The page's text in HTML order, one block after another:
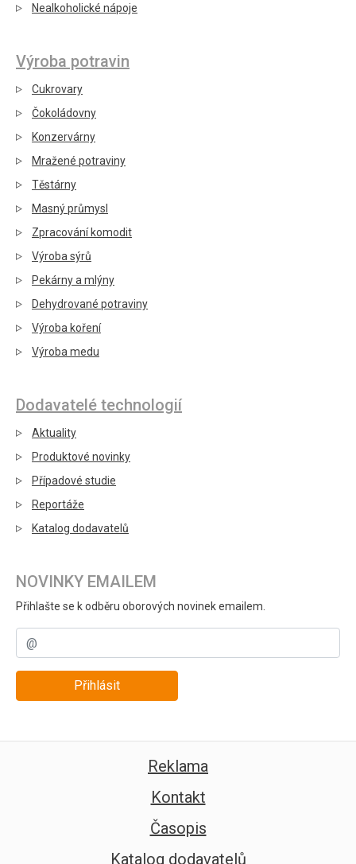
Nealkoholické nápoje
Výroba potravin
Cukrovary
Čokoládovny
Konzervárny
Mražené potraviny
Těstárny
Masný průmysl
Zpracování komodit
Výroba sýrů
Pekárny a mlýny
Dehydrované potraviny
Výroba koření
Výroba medu
Dodavatelé technologií
Aktuality
Produktové novinky
Případové studie
Reportáže
Katalog dodavatelů
NOVINKY EMAILEM
Přihlašte se k odběru oborových novinek emailem.
Přihlásit
Reklama
Kontakt
Časopis
Katalog dodavatelů